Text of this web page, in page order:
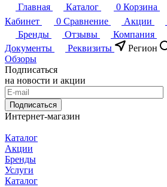
Главная
Каталог 0 Корзина
Кабинет
0 Сравнение Акции
Бренды
Отзывы Компания
Документы
Реквизиты Регион
Обзоры
Подписаться
на новости и акции
Подписаться
Интернет-магазин
Каталог
Акции
Бренды
Услуги
Каталог